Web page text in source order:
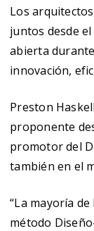
Los
juntos desde
abierta
innovación,
Preston
proponente
promotor del
también en el
“La mayoría
método